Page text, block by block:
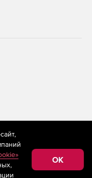
применяются
технологии
сбора,
к
OK